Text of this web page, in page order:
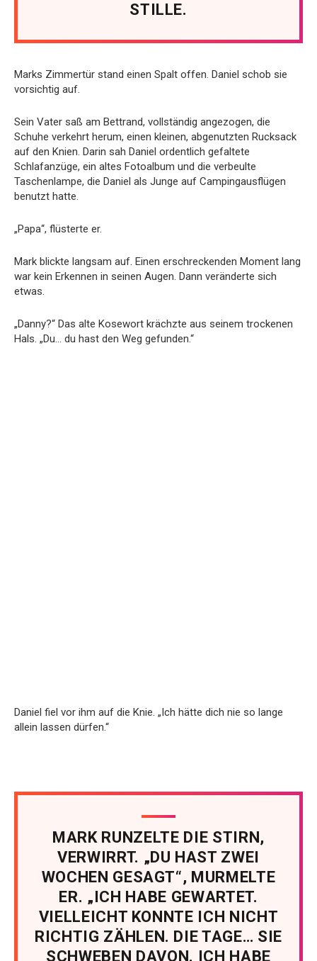
STILLE.
Marks Zimmertür stand einen Spalt offen. Daniel schob sie
vorsichtig auf.
Sein Vater saß am Bettrand, vollständig angezogen, die
Schuhe verkehrt herum, einen kleinen, abgenutzten Rucksack
auf den Knien. Darin sah Daniel ordentlich gefaltete
Schlafanzüge, ein altes Fotoalbum und die verbeulte
Taschenlampe, die Daniel als Junge auf Campingausflügen
benutzt hatte.
„Papa“, flüsterte er.
Mark blickte langsam auf. Einen erschreckenden Moment lang
war kein Erkennen in seinen Augen. Dann veränderte sich
etwas.
„Danny?“ Das alte Kosewort krächzte aus seinem trockenen
Hals. „Du… du hast den Weg gefunden.“
Daniel fiel vor ihm auf die Knie. „Ich hätte dich nie so lange
allein lassen dürfen.“
MARK RUNZELTE DIE STIRN,
VERWIRRT. „DU HAST ZWEI
WOCHEN GESAGT“, MURMELTE
ER. „ICH HABE GEWARTET.
VIELLEICHT KONNTE ICH NICHT
RICHTIG ZÄHLEN. DIE TAGE… SIE
SCHWEBEN DAVON. ICH HABE